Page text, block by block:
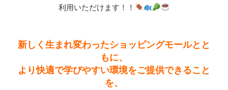
利用いただけます！！
新しく生まれ変わったショッピングモールとと
もに、
より快適で学びやすい環境をご提供できること
を、